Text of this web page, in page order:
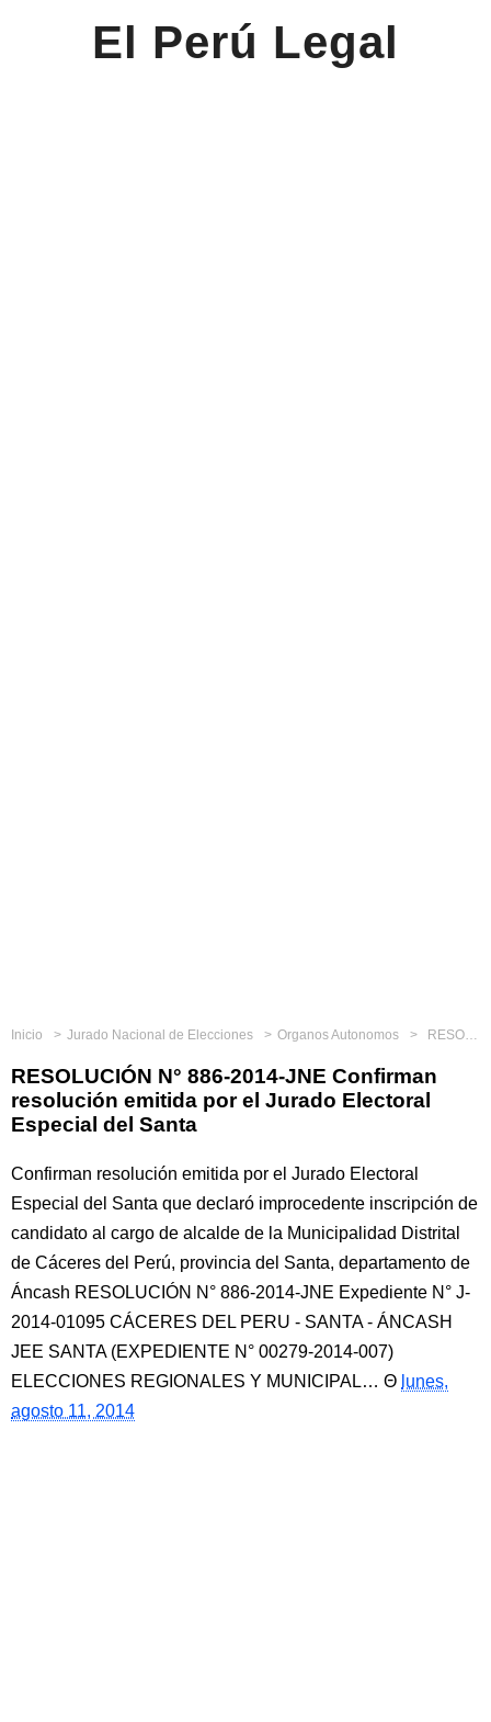
El Perú Legal
Inicio Jurado Nacional de Elecciones Organos Autonomos RESOLUCIÓN N° 886-2014-JNE Confirman resolución emitida por el Jurado Electoral Especial del Santa
RESOLUCIÓN N° 886-2014-JNE Confirman
resolución emitida por el Jurado Electoral
Especial del Santa
Confirman resolución emitida por el Jurado Electoral
Especial del Santa que declaró improcedente inscripción de
candidato al cargo de alcalde de la Municipalidad Distrital
de Cáceres del Perú, provincia del Santa, departamento de
Áncash RESOLUCIÓN N° 886-2014-JNE Expediente N° J-
2014-01095 CÁCERES DEL PERU - SANTA - ÁNCASH
JEE SANTA (EXPEDIENTE N° 00279-2014-007)
ELECCIONES REGIONALES Y MUNICIPAL…
lunes,
agosto 11, 2014